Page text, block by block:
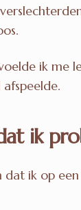
ik me
ik
dat ik op